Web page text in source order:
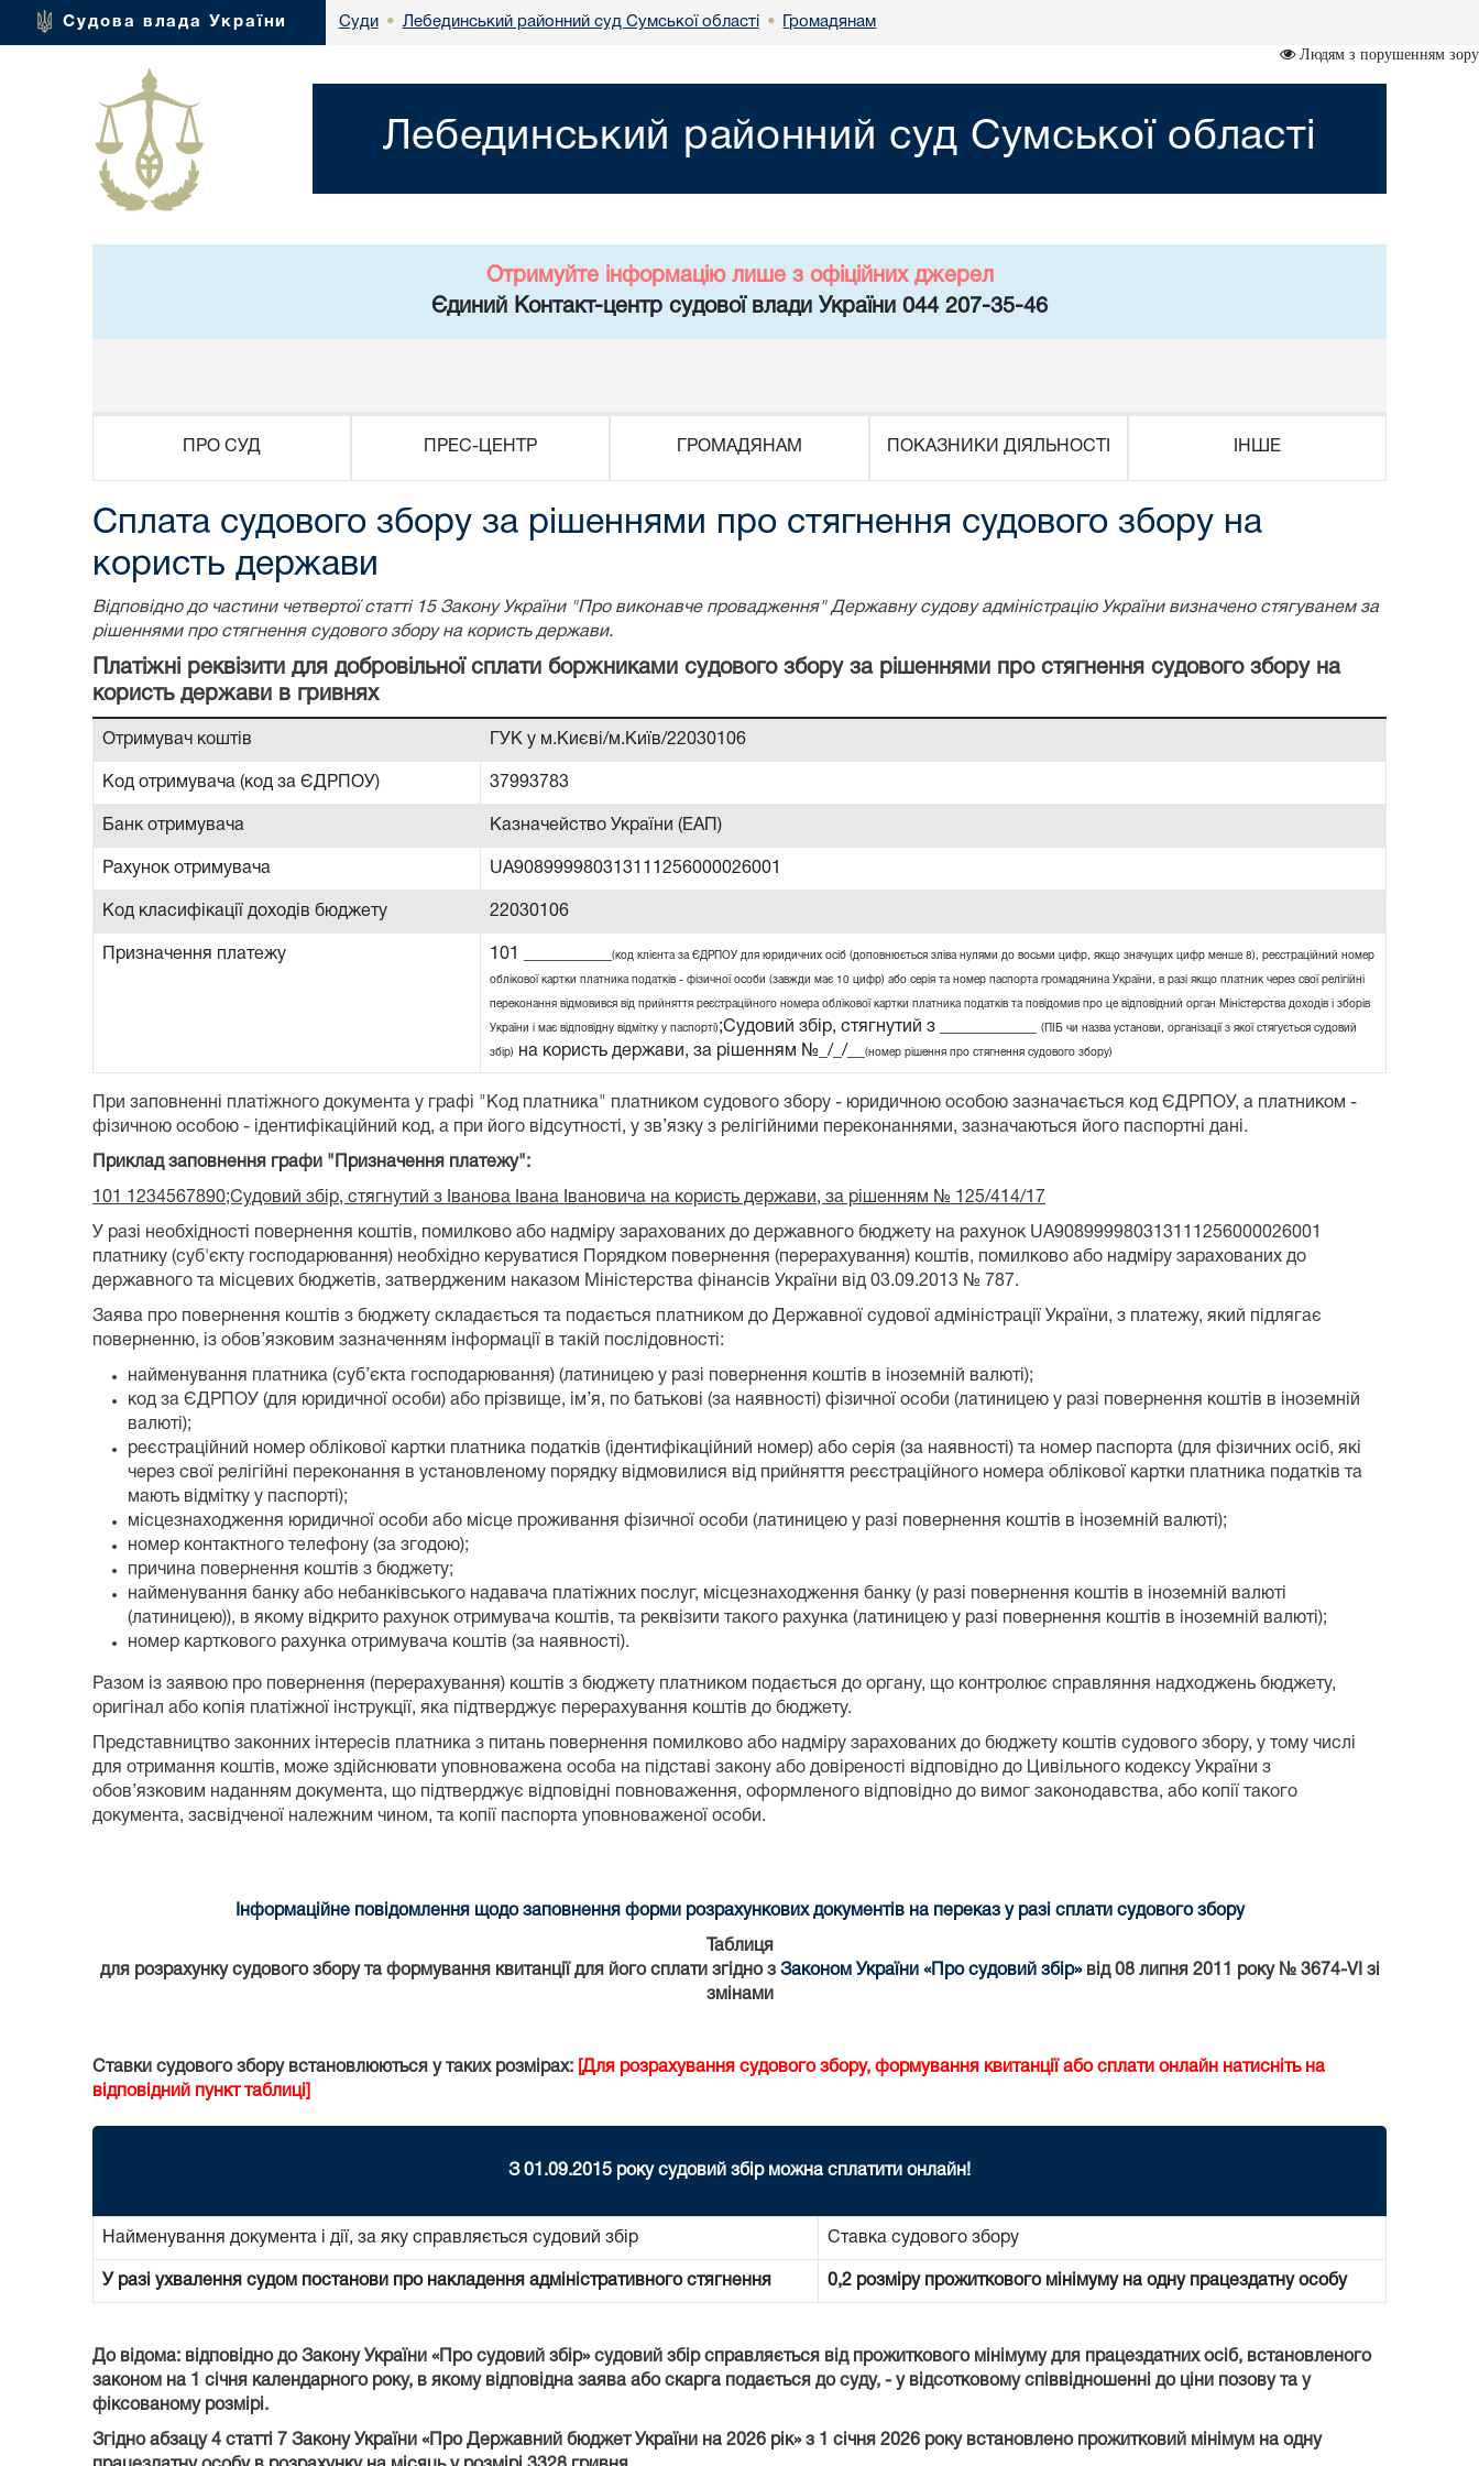
Судова влада України Суди • Лебединський районний суд Сумської області • Громадянам
Людям з порушенням зору
Лебединський районний суд Сумської області
Отримуйте інформацію лише з офіційних джерел
Єдиний Контакт-центр судової влади України 044 207-35-46
ПРО СУД ПРЕС-ЦЕНТР ГРОМАДЯНАМ ПОКАЗНИКИ ДІЯЛЬНОСТІ ІНШЕ
Сплата судового збору за рішеннями про стягнення судового збору на
користь держави
Відповідно до частини четвертої статті 15 Закону України "Про виконавче провадження" Державну судову адміністрацію України визначено стягуванем за
рішеннями про стягнення судового збору на користь держави.
Платіжні реквізити для добровільної сплати боржниками судового збору за рішеннями про стягнення судового збору на
користь держави в гривнях
Отримувач коштів ГУК у м.Києві/м.Київ/22030106
Код отримувача (код за ЄДРПОУ) 37993783
Банк отримувача Казначейство України (ЕАП)
Рахунок отримувача UA908999980313111256000026001
Код класифікації доходів бюджету 22030106
Призначення платежу 101 __________ (код клієнта за ЄДРПОУ для юридичних осіб (доповнюється зліва нулями до восьми цифр, якщо значущих цифр менше 8), реєстраційний номер
облікової картки платника податків - фізичної особи (завжди має 10 цифр) або серія та номер паспорта громадянина України, в разі якщо платник через свої релігійні
переконання відмовився від прийняття реєстраційного номера облікової картки платника податків та повідомив про це відповідний орган Міністерства доходів і зборів
України і має відповідну відмітку у паспорті) ;Судовий збір, стягнутий з ___________ (ПІБ чи назва установи, організації з якої стягується судовий
збір) на користь держави, за рішенням №_/_/__ (номер рішення про стягнення судового збору)
При заповненні платіжного документа у графі "Код платника" платником судового збору - юридичною особою зазначається код ЄДРПОУ, а платником -
фізичною особою - ідентифікаційний код, а при його відсутності, у зв’язку з релігійними переконаннями, зазначаються його паспортні дані.
Приклад заповнення графи "Призначення платежу":
101 1234567890;Судовий збір, стягнутий з Іванова Івана Івановича на користь держави, за рішенням № 125/414/17
У разі необхідності повернення коштів, помилково або надміру зарахованих до державного бюджету на рахунок UA908999980313111256000026001
платнику (суб'єкту господарювання) необхідно керуватися Порядком повернення (перерахування) коштів, помилково або надміру зарахованих до
державного та місцевих бюджетів, затвердженим наказом Міністерства фінансів України від 03.09.2013 № 787.
Заява про повернення коштів з бюджету складається та подається платником до Державної судової адміністрації України, з платежу, який підлягає
поверненню, із обов’язковим зазначенням інформації в такій послідовності:
найменування платника (суб’єкта господарювання) (латиницею у разі повернення коштів в іноземній валюті);
код за ЄДРПОУ (для юридичної особи) або прізвище, ім’я, по батькові (за наявності) фізичної особи (латиницею у разі повернення коштів в іноземній
валюті);
реєстраційний номер облікової картки платника податків (ідентифікаційний номер) або серія (за наявності) та номер паспорта (для фізичних осіб, які
через свої релігійні переконання в установленому порядку відмовилися від прийняття реєстраційного номера облікової картки платника податків та
мають відмітку у паспорті);
місцезнаходження юридичної особи або місце проживання фізичної особи (латиницею у разі повернення коштів в іноземній валюті);
номер контактного телефону (за згодою);
причина повернення коштів з бюджету;
найменування банку або небанківського надавача платіжних послуг, місцезнаходження банку (у разі повернення коштів в іноземній валюті
(латиницею)), в якому відкрито рахунок отримувача коштів, та реквізити такого рахунка (латиницею у разі повернення коштів в іноземній валюті);
номер карткового рахунка отримувача коштів (за наявності).
Разом із заявою про повернення (перерахування) коштів з бюджету платником подається до органу, що контролює справляння надходжень бюджету,
оригінал або копія платіжної інструкції, яка підтверджує перерахування коштів до бюджету.
Представництво законних інтересів платника з питань повернення помилково або надміру зарахованих до бюджету коштів судового збору, у тому числі
для отримання коштів, може здійснювати уповноважена особа на підставі закону або довіреності відповідно до Цивільного кодексу України з
обов’язковим наданням документа, що підтверджує відповідні повноваження, оформленого відповідно до вимог законодавства, або копії такого
документа, засвідченої належним чином, та копії паспорта уповноваженої особи.
Інформаційне повідомлення щодо заповнення форми розрахункових документів на переказ у разі сплати судового збору
Таблиця
для розрахунку судового збору та формування квитанції для його сплати згідно з Законом України «Про судовий збір»від 08 липня 2011 року № 3674-VI зі
змінами
Ставки судового збору встановлюються у таких розмірах: [Для розрахування судового збору, формування квитанції або сплати онлайн натисніть на
відповідний пункт таблиці]
З 01.09.2015 року судовий збір можна сплатити онлайн!
Найменування документа і дії, за яку справляється судовий збір Ставка судового збору
У разі ухвалення судом постанови про накладення адміністративного стягнення 0,2 розміру прожиткового мінімуму на одну працездатну особу
До відома: відповідно до Закону України «Про судовий збір» судовий збір справляється від прожиткового мінімуму для працездатних осіб, встановленого
законом на 1 січня календарного року, в якому відповідна заява або скарга подається до суду, - у відсотковому співвідношенні до ціни позову та у
фіксованому розмірі.
Згідно абзацу 4 статті 7 Закону України «Про Державний бюджет України на 2026 рік» з 1 січня 2026 року встановлено прожитковий мінімум на одну